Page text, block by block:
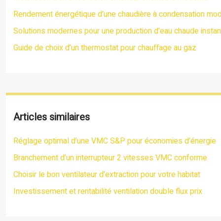
Rendement énergétique d’une chaudière à condensation
Solutions modernes pour une production d’eau chaude
Guide de choix d’un thermostat pour chauffage au gaz
Articles similaires
Réglage optimal d’une VMC S&P pour économies d’énergie
Branchement d’un interrupteur 2 vitesses VMC conforme
Choisir le bon ventilateur d’extraction pour votre habitat
Investissement et rentabilité ventilation double flux prix